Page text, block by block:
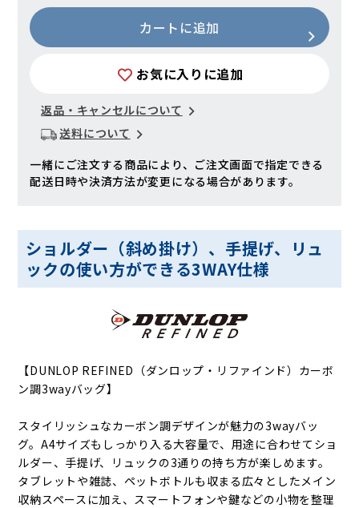
カートに追加
お気に入りに追加
返品・キャンセルについて
送料について
一緒にご注文する商品により、ご注文画面で指定できる
配送日時や決済方法が変更になる場合があります。
ショルダー（斜め掛け）、手提げ、リュ
ックの使い方ができる3WAY仕様
【DUNLOP REFINED（ダンロップ・リファインド）カーボ
ン調3wayバッグ】
スタイリッシュなカーボン調デザインが魅力の3wayバッ
グ。A4サイズもしっかり入る大容量で、用途に合わせてショ
ルダー、手提げ、リュックの3通りの持ち方が楽しめます。
タブレットや雑誌、ペットボトルも収まる広々としたメイン
収納スペースに加え、スマートフォンや鍵などの小物を整理